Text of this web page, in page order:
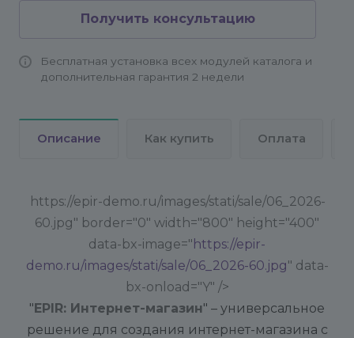
Получить консультацию
Бесплатная установка всех модулей каталога и
дополнительная гарантия 2 недели
Описание Как купить Оплата
https://epir-demo.ru/images/stati/sale/06_2026-
60.jpg" border="0" width="800" height="400"
data-bx-image=" https://epir-
demo.ru/images/stati/sale/06_2026-60.jpg" data-
bx-onload="Y" />
"EPIR: Интернет-магазин" – универсальное
решение для создания интернет-магазина с